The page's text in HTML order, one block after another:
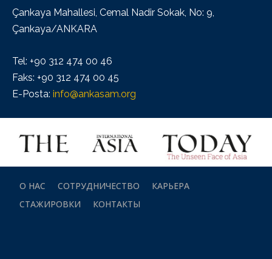
Çankaya Mahallesi, Cemal Nadir Sokak, No: 9,
Çankaya/ANKARA
Tel: +90 312 474 00 46
Faks: +90 312 474 00 45
E-Posta: info@ankasam.org
О НАС СОТРУДНИЧЕСТВО
КАРЬЕРА
СТАЖИРОВКИ
КОНТАКТЫ